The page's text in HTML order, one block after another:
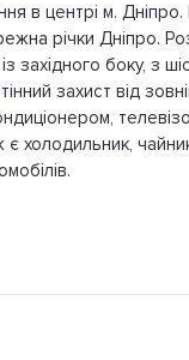
в центрі м.
річки Дніпро.
західного боку, з
захист від